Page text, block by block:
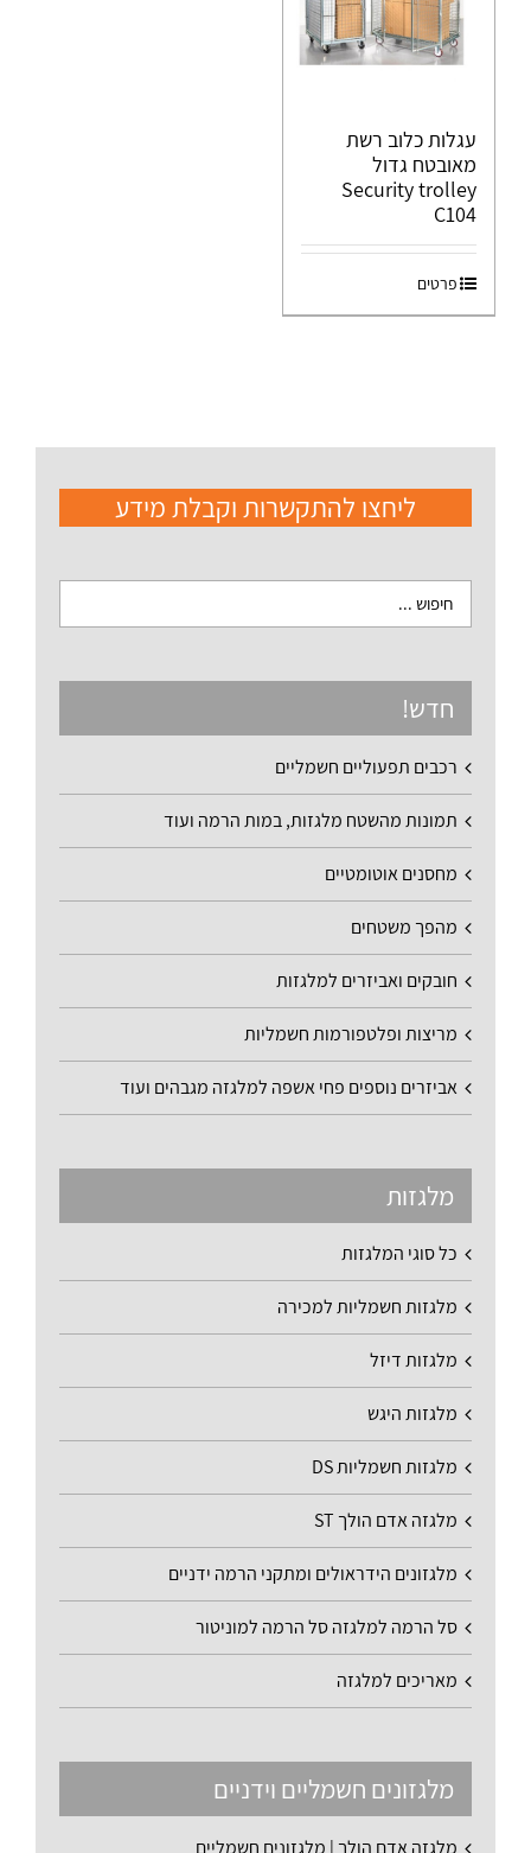
עגלות כלוב רשת
מאובטח גדול
Security trolley
C104
פרטים
ליחצו להתקשרות וקבלת מידע
חדש!
רכבים תפעוליים חשמליים
תמונות מהשטח מלגזות, במות הרמה ועוד
מחסנים אוטומטיים
מהפך משטחים
חובקים ואביזרים למלגזות
מריצות ופלטפורמות חשמליות
אביזרים נוספים פחי אשפה למלגזה מגבהים ועוד
מלגזות
כל סוגי המלגזות
מלגזות חשמליות למכירה
מלגזות דיזל
מלגזות היגש
מלגזות חשמליות DS
מלגזה אדם הולך ST
מלגזונים הידראולים ומתקני הרמה ידניים
סל הרמה למלגזה סל הרמה למוניטור
מאריכים למלגזה
מלגזונים חשמליים וידניים
מלגזה אדם הולך | מלגזונים חשמליים